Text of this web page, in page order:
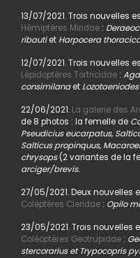
13/07/2021. Trois nouvelles
Hémiptères Miridae:
ribautiet Harpocera
12/07/2021. Trois nouvelles
Lépidoptères Tortricidae:
consimilanaet
22/06/2021. La galerie des
de 8 photos : la femelle de
Pseudicius eucarpatus,
Salticus propinquus,
chrysops(2 variantes de la
arciger/brevis.
27/05/2021. Deux nouvelles
Coléptères Cleridae: Opilo
23/05/2021. Trois nouvelles
Coléoptères Geotrupidae:
stercorarius et Trypocopris